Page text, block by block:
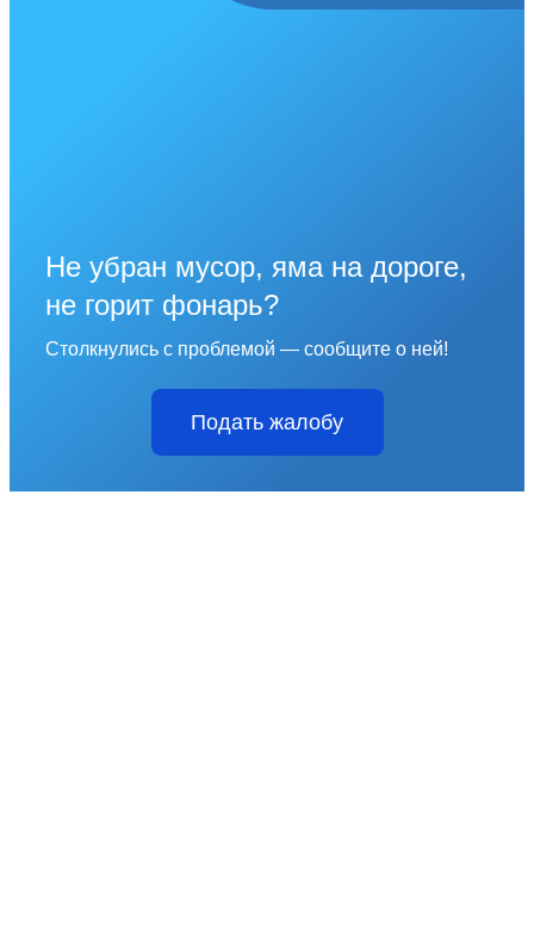
Не убран мусор, яма на дороге,
не горит фонарь?
Столкнулись с проблемой — сообщите о ней!
Подать жалобу